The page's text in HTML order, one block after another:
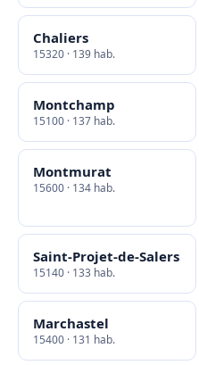
Chaliers
15320 · 139 hab.
Montchamp
15100 · 137 hab.
Montmurat
15600 · 134 hab.
Saint-Projet-de-Salers
15140 · 133 hab.
Marchastel
15400 · 131 hab.